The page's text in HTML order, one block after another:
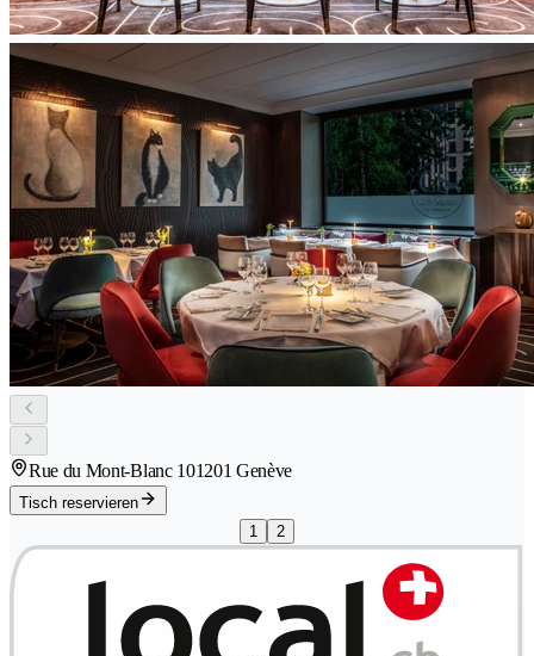
Rue du Mont-Blanc 101201 Genève
Tisch reservieren
1
2